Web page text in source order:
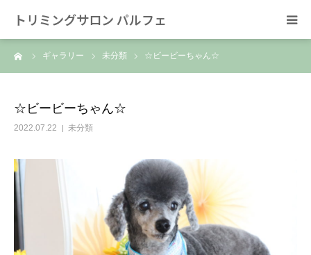
トリミングサロン パルフェ
ギャラリー 未分類 ☆ビービーちゃん☆
☆ビービーちゃん☆
2022.07.22 未分類
HOME
SNS/リンク